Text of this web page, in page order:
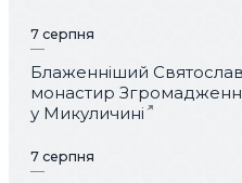
7 серпня
Блаженніший
монастир
у Микуличині
7 серпня